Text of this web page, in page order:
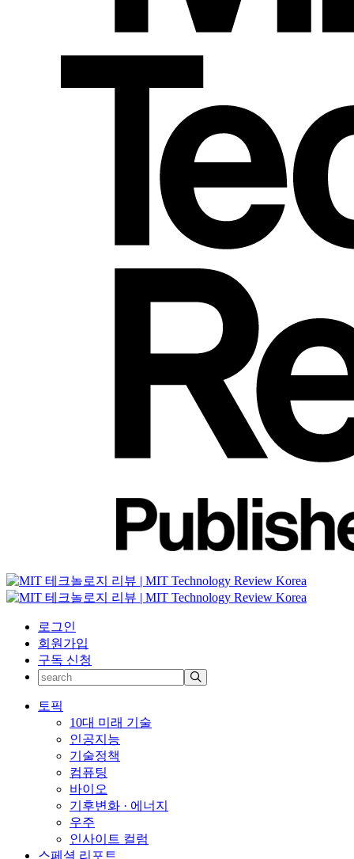
로그인
회원가입
구독 신청
토픽
10대 미래 기술
인공지능
기술정책
컴퓨팅
바이오
기후변화 · 에너지
우주
인사이트 컬럼
스페셜 리포트